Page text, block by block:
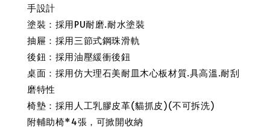
手設計
塗裝：採用PU耐磨.耐水塗裝
抽屜：採用三節式鋼珠滑軌
後鈕：採用油壓緩衝後鈕
桌面：採用仿大理石美耐皿木心板材質.具高溫.耐刮
磨特性
椅墊：採用人工乳膠皮革(貓抓皮)(不可拆洗)
附輔助椅*4張，可掀開收納